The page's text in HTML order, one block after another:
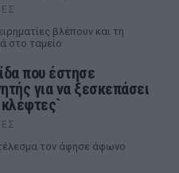
βλέπουν και τη
στο ταμείο
που έστησε
για να ξεσκεπάσει
τον άφησε άφωνο